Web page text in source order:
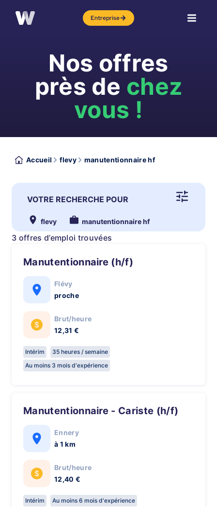
Entreprise
Nos offres
près de chez
vous !
Accueil flevy manutentionnaire hf
VOTRE RECHERCHE POUR
flevy manutentionnaire hf
3 offres d’emploi trouvées
Manutentionnaire (h/f)
Flévy
proche
Brut/heure
12,31 €
Intérim
35 heures / semaine
Au moins 3 mois d'expérience
Manutentionnaire - Cariste (h/f)
Ennery
à 1 km
Brut/heure
12,40 €
Intérim Au moins 6 mois d'expérience